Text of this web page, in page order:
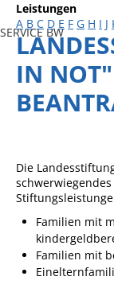
SERVICE BW
Leistungen
A B C D E F G H I J
IN
Die
Familien mit
Familien mit